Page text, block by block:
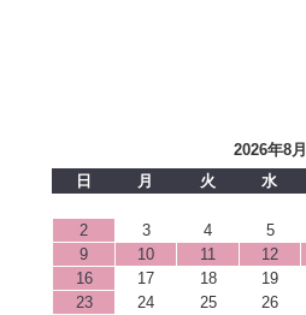
2026年8月
日
月 火 水
2
3 4 5
9
10 11 12
16
17 18 19
23
24 25 26